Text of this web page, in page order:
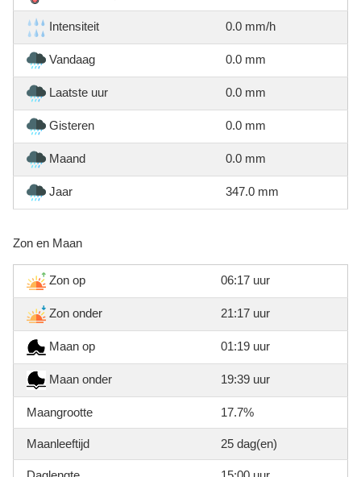
Intensiteit 0.0 mm/h
Vandaag 0.0 mm
Laatste uur 0.0 mm
Gisteren 0.0 mm
Maand 0.0 mm
Jaar 347.0 mm
Zon en Maan
Zon op 06:17 uur
Zon onder 21:17 uur
Maan op 01:19 uur
Maan onder 19:39 uur
Maangrootte 17.7%
Maanleeftijd 25 dag(en)